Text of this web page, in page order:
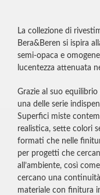
La collezione di
Bera&Beren si ispira
semi-opaca e
lucentezza attenuata
Grazie al suo
una delle serie
Superfici miste
realistica, sette colori
formati che nelle
per progetti che
all’ambiente, così
cercano una
materiale con finitura